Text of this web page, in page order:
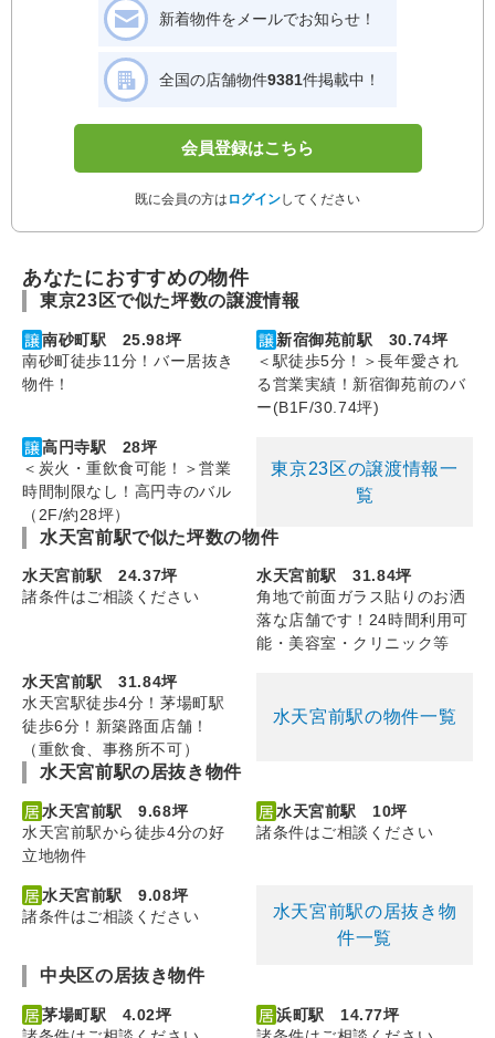
新着物件をメールでお知らせ！
全国の店舗物件9381件掲載中！
会員登録はこちら
既に会員の方は ログインしてください
あなたにおすすめの物件
東京23区で似た坪数の譲渡情報
南砂町駅 25.98坪
南砂町徒歩11分！バー居抜き
物件！
新宿御苑前駅 30.74坪
＜駅徒歩5分！＞長年愛され
る営業実績！新宿御苑前のバ
ー(B1F/30.74坪)
高円寺駅 28坪
＜炭火・重飲食可能！＞営業
時間制限なし！高円寺のバル
（2F/約28坪）
東京23区の譲渡情報一
覧
水天宮前駅で似た坪数の物件
水天宮前駅 24.37坪
諸条件はご相談ください
水天宮前駅 31.84坪
角地で前面ガラス貼りのお洒
落な店舗です！24時間利用可
能・美容室・クリニック等
水天宮前駅 31.84坪
水天宮駅徒歩4分！茅場町駅
徒歩6分！新築路面店舗！
（重飲食、事務所不可）
水天宮前駅の物件一覧
水天宮前駅の居抜き物件
水天宮前駅 9.68坪
水天宮前駅から徒歩4分の好
立地物件
水天宮前駅 10坪
諸条件はご相談ください
水天宮前駅 9.08坪
諸条件はご相談ください
水天宮前駅の居抜き物
件一覧
中央区の居抜き物件
茅場町駅 4.02坪
浜町駅 14.77坪